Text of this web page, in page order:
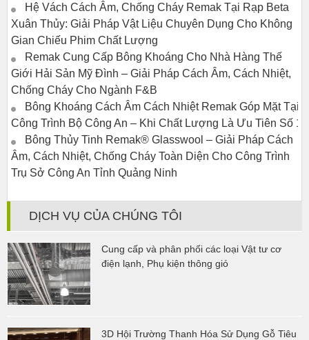
Hệ Vách Cách Âm, Chống Cháy Remak Tại Rạp Beta
Xuân Thủy: Giải Pháp Vật Liệu Chuyên Dụng Cho Không
Gian Chiếu Phim Chất Lượng
Remak Cung Cấp Bông Khoáng Cho Nhà Hàng Thế
Giới Hải Sản Mỹ Đình – Giải Pháp Cách Âm, Cách Nhiệt,
Chống Cháy Cho Ngành F&B
Bông Khoáng Cách Âm Cách Nhiệt Remak Góp Mặt Tại
Công Trình Bộ Công An – Khi Chất Lượng Là Ưu Tiên Số 1
Bông Thủy Tinh Remak® Glasswool – Giải Pháp Cách
Âm, Cách Nhiệt, Chống Cháy Toàn Diện Cho Công Trình
Trụ Sở Công An Tỉnh Quảng Ninh
DỊCH VỤ CỦA CHÚNG TÔI
Cung cấp và phân phối các loại Vật tư cơ
điện lạnh, Phụ kiện thông gió
3D Hội Trường Thanh Hóa Sử Dụng Gỗ Tiêu